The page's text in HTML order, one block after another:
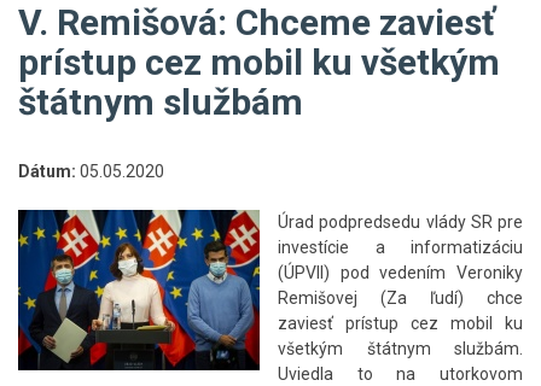
menu
na
užívateľské
menu
na
stránky
V. Remišová: Chceme zaviesť
prístup cez mobil ku všetkým
štátnym službám
Dátum: 05.05.2020
Úrad podpredsedu vlády SR pre
investície a informatizáciu
(ÚPVII) pod vedením Veroniky
Remišovej (Za ľudí) chce
zaviesť prístup cez mobil ku
všetkým štátnym službám.
Uviedla to na utorkovom